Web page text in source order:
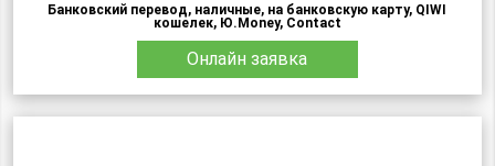
Банковский перевод, наличные, на банковскую карту, QIWI
кошелек, Ю.Money, Contact
Онлайн заявка